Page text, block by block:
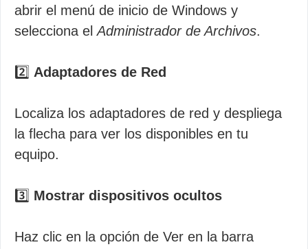
abrir el menú de inicio de Windows y
selecciona elAdministrador de Archivos.
2️⃣ Adaptadores de Red
Localiza los adaptadores de red y despliega
la flecha para ver los disponibles en tu
equipo.
3️⃣ Mostrar dispositivos ocultos
Haz clic en la opción de Ver en la barra